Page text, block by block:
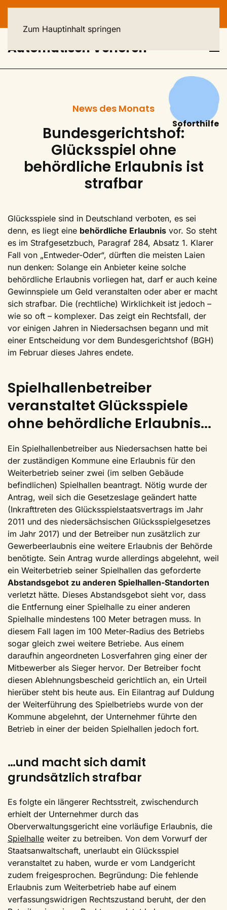
Zum Hauptinhalt springen
Automatisch Verloren
News des Monats
Bundesgerichtshof:
Glücksspiel ohne
behördliche Erlaubnis ist
strafbar
Glücksspiele sind in Deutschland verboten, es sei
denn, es liegt eine behördliche Erlaubnis vor. So steht
es im Strafgesetzbuch, Paragraf 284, Absatz 1. Klarer
Fall von „Entweder-Oder“, dürften die meisten Laien
nun denken: Solange ein Anbieter keine solche
behördliche Erlaubnis vorliegen hat, darf er auch keine
Gewinnspiele um Geld veranstalten oder aber er macht
sich strafbar. Die (rechtliche) Wirklichkeit ist jedoch –
wie so oft – komplexer. Das zeigt ein Rechtsfall, der
vor einigen Jahren in Niedersachsen begann und mit
einer Entscheidung vor dem Bundesgerichtshof (BGH)
im Februar dieses Jahres endete.
Spielhallenbetreiber
veranstaltet Glücksspiele
ohne behördliche Erlaubnis...
Ein Spielhallenbetreiber aus Niedersachsen hatte bei
der zuständigen Kommune eine Erlaubnis für den
Weiterbetrieb seiner zwei (im selben Gebäude
befindlichen) Spielhallen beantragt. Nötig wurde der
Antrag, weil sich die Gesetzeslage geändert hatte
(Inkrafttreten des Glücksspielstaatsvertrags im Jahr
2011 und des niedersächsischen Glücksspielgesetzes
im Jahr 2017) und der Betreiber nun zusätzlich zur
Gewerbeerlaubnis eine weitere Erlaubnis der Behörde
benötigte. Sein Antrag wurde allerdings abgelehnt, weil
ein Weiterbetrieb seiner Spielhallen das geforderte
Abstandsgebot zu anderen Spielhallen-Standorten
verletzt hätte. Dieses Abstandsgebot sieht vor, dass
die Entfernung einer Spielhalle zu einer anderen
Spielhalle mindestens 100 Meter betragen muss. In
diesem Fall lagen im 100 Meter-Radius des Betriebs
sogar gleich zwei weitere Betriebe. Aus einem
daraufhin angeordneten Losverfahren ging einer der
Mitbewerber als Sieger hervor. Der Betreiber focht
diesen Ablehnungsbescheid gerichtlich an, ein Urteil
hierüber steht bis heute aus. Ein Eilantrag auf Duldung
der Weiterführung des Spielbetriebs wurde von der
Kommune abgelehnt, der Unternehmer führte den
Betrieb in einer der beiden Spielhallen jedoch fort.
…und macht sich damit
grundsätzlich strafbar
Es folgte ein längerer Rechtsstreit, zwischendurch
erhielt der Unternehmer durch das
Oberverwaltungsgericht eine vorläufige Erlaubnis, die
Spielhalle weiter zu betreiben. Von dem Vorwurf der
Staatsanwaltschaft, unerlaubt ein Glücksspiel
veranstaltet zu haben, wurde er vom Landgericht
zudem freigesprochen. Begründung: Die fehlende
Erlaubnis zum Weiterbetrieb habe auf einem
verfassungswidrigen Rechtszustand beruht, der den
Soforthilfe